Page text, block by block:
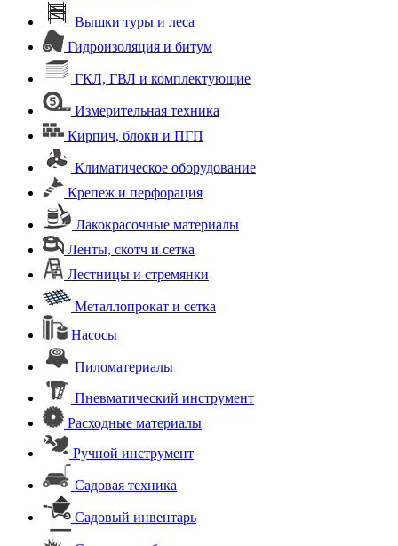
Вышки туры и леса
Гидроизоляция и битум
ГКЛ, ГВЛ и комплектующие
Измерительная техника
Кирпич, блоки и ПГП
Климатическое оборудование
Крепеж и перфорация
Лакокрасочные материалы
Ленты, скотч и сетка
Лестницы и стремянки
Металлопрокат и сетка
Насосы
Пиломатериалы
Пневматический инструмент
Расходные материалы
Ручной инструмент
Садовая техника
Садовый инвентарь